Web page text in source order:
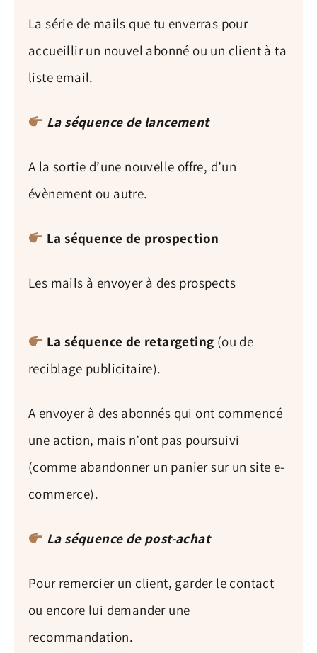
La série de mails que tu enverras pour
accueillir un nouvel abonné ou un client à ta
liste email.
La séquence de lancement
A la sortie d’une nouvelle offre, d’un
évènement ou autre.
La séquence de prospection
Les mails à envoyer à des prospects
La séquence de retargeting (ou de
reciblage publicitaire).
A envoyer à des abonnés qui ont commencé
une action, mais n’ont pas poursuivi
(comme abandonner un panier sur un site e-
commerce).
La séquence de post-achat
Pour remercier un client, garder le contact
ou encore lui demander une
recommandation.